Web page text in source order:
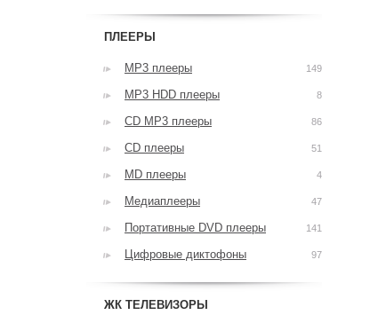
ПЛЕЕРЫ
MP3 плееры 149
MP3 HDD плееры 8
CD MP3 плееры 86
CD плееры 51
MD плееры 4
Медиаплееры 47
Портативные DVD плееры 141
Цифровые диктофоны 97
ЖК ТЕЛЕВИЗОРЫ